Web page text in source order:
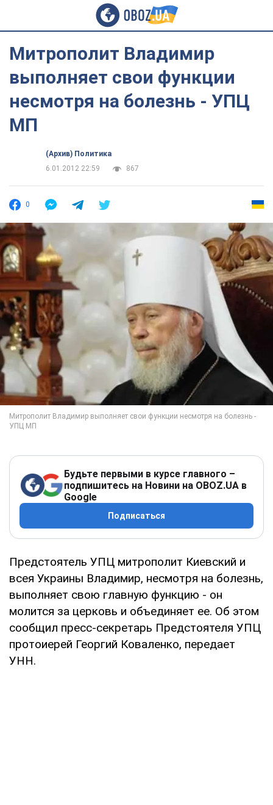
Митрополит Владимир
выполняет свои функции
несмотря на болезнь - УПЦ
МП
(Архив) Политика
6.01.2012 22:59
867
0
Будьте первыми в курсе главного –
подпишитесь на Новини на OBOZ.UA в
Google
Подписаться
Предстоятель УПЦ митрополит Киевский и
всея Украины Владимир, несмотря на болезнь,
выполняет свою главную функцию - он
молится за церковь и объединяет ее. Об этом
сообщил пресс-секретарь Предстоятеля УПЦ
протоиерей Георгий Коваленко, передает
УНН.